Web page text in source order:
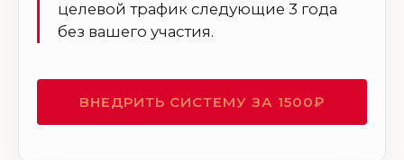
целевой трафик следующие 3 года
без вашего участия.
ВНЕДРИТЬ СИСТЕМУ ЗА 1500₽